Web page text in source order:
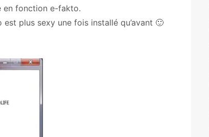
en fonction e-fakto.
plus sexy une fois installé qu’avant 🙂